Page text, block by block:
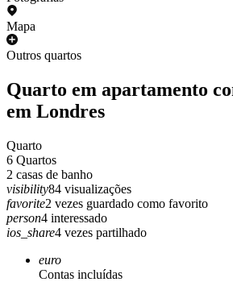
Mapa
Outros quartos
Quarto em apartamento
em Londres
Quarto
6 Quartos
2 casas de banho
visibility84 visualizações
favorite2 vezes guardado como favorito
person4 interessado
ios_share4 vezes partilhado
euro
Contas incluídas